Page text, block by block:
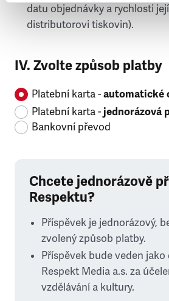
datu objednávky a rychlosti
distributorovi tiskovin).
IV. Zvolte způsob platby
Platební karta -automatické
Platební karta -jednorázová
Bankovní převod
Chcete jednorázově
Respektu?
Příspěvek je jednorázový,
zvolený způsob platby.
Příspěvek bude veden
Respekt Media a.s. za
vzdělávání a kultury.